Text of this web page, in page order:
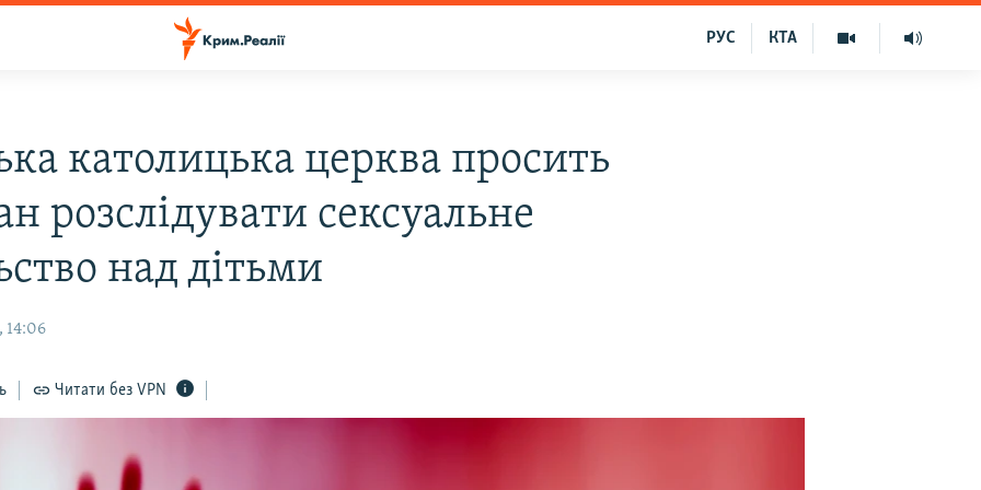
КТА
РУС
католицька церква просить
розслідувати сексуальне
над дітьми
14:06
Читати без VPN